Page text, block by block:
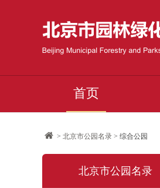
首页
>北京市公园名录 > 综合公园
北京市公园名录